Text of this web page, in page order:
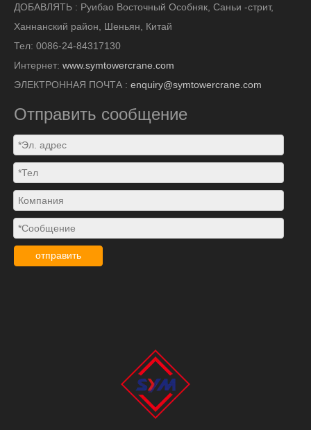
ДОБАВЛЯТЬ : Руибао Восточный Особняк, Саньи -стрит,
Ханнанский район, Шеньян, Китай
Тел: 0086-24-84317130
Интернет: www.symtowercrane.com
ЭЛЕКТРОННАЯ ПОЧТА : enquiry@symtowercrane.com
Отправить сообщение
отправить